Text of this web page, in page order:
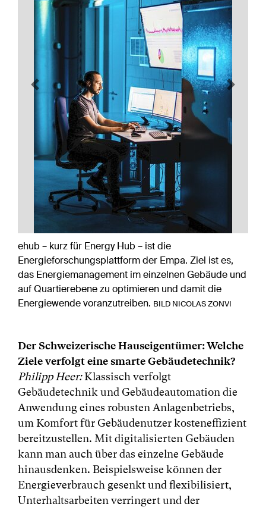
ehub – kurz für Energy Hub – ist die
Energieforschungsplattform der Empa. Ziel ist es,
das Energiemanagement im einzelnen Gebäude und
auf Quartierebene zu optimieren und damit die
Energiewende voranzutreiben. BILD NICOLAS ZONVI
Previous Next
Der Schweizerische Hauseigentümer: Welche
Ziele verfolgt eine smarte Gebäudetechnik?
Philipp Heer:Klassisch verfolgt
Gebäudetechnik und Gebäudeautomation die
Anwendung eines robusten Anlagenbetriebs,
um Komfort für Gebäudenutzer kosteneffizient
bereitzustellen. Mit digitalisierten Gebäuden
kann man auch über das einzelne Gebäude
hinausdenken. Beispielsweise können der
Energieverbrauch gesenkt und flexibilisiert,
Unterhaltsarbeiten verringert und der